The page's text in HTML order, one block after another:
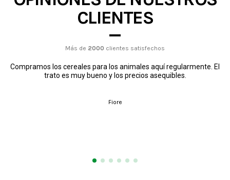
CLIENTES
Más de 2000 clientes satisfechos
Compramos los cereales para los animales aquí regularmente. El
trato es muy bueno y los precios asequibles.
Fiore